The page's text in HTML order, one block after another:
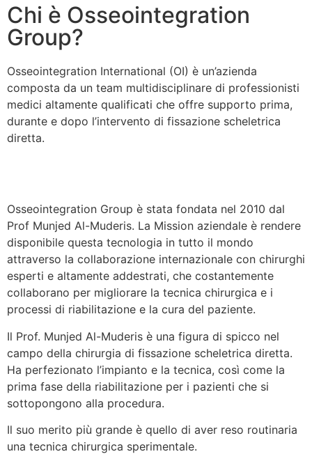
Chi è Osseointegration
Group?
Osseointegration International (OI) è un’azienda
composta da un team multidisciplinare di professionisti
medici altamente qualificati che offre supporto prima,
durante e dopo l’intervento di fissazione scheletrica
diretta.
Osseointegration Group è stata fondata nel 2010 dal
Prof Munjed Al-Muderis. La Mission aziendale è rendere
disponibile questa tecnologia in tutto il mondo
attraverso la collaborazione internazionale con chirurghi
esperti e altamente addestrati, che costantemente
collaborano per migliorare la tecnica chirurgica e i
processi di riabilitazione e la cura del paziente.
Il Prof. Munjed Al-Muderis è una figura di spicco nel
campo della chirurgia di fissazione scheletrica diretta.
Ha perfezionato l’impianto e la tecnica, così come la
prima fase della riabilitazione per i pazienti che si
sottopongono alla procedura.
Il suo merito più grande è quello di aver reso routinaria
una tecnica chirurgica sperimentale.